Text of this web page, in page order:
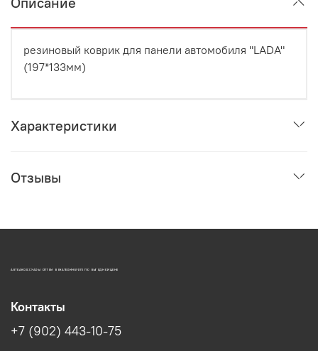
резиновый коврик для панели автомобиля "LADA"
(197*133мм)
Характеристики
Отзывы
АВТОАКСЕССУАРЫ ОПТОМ В ЕКАТЕРИНБУРГЕ ПО ВЫГОДНОЙ ЦЕНЕ
Контакты
+7 (902) 443-10-75